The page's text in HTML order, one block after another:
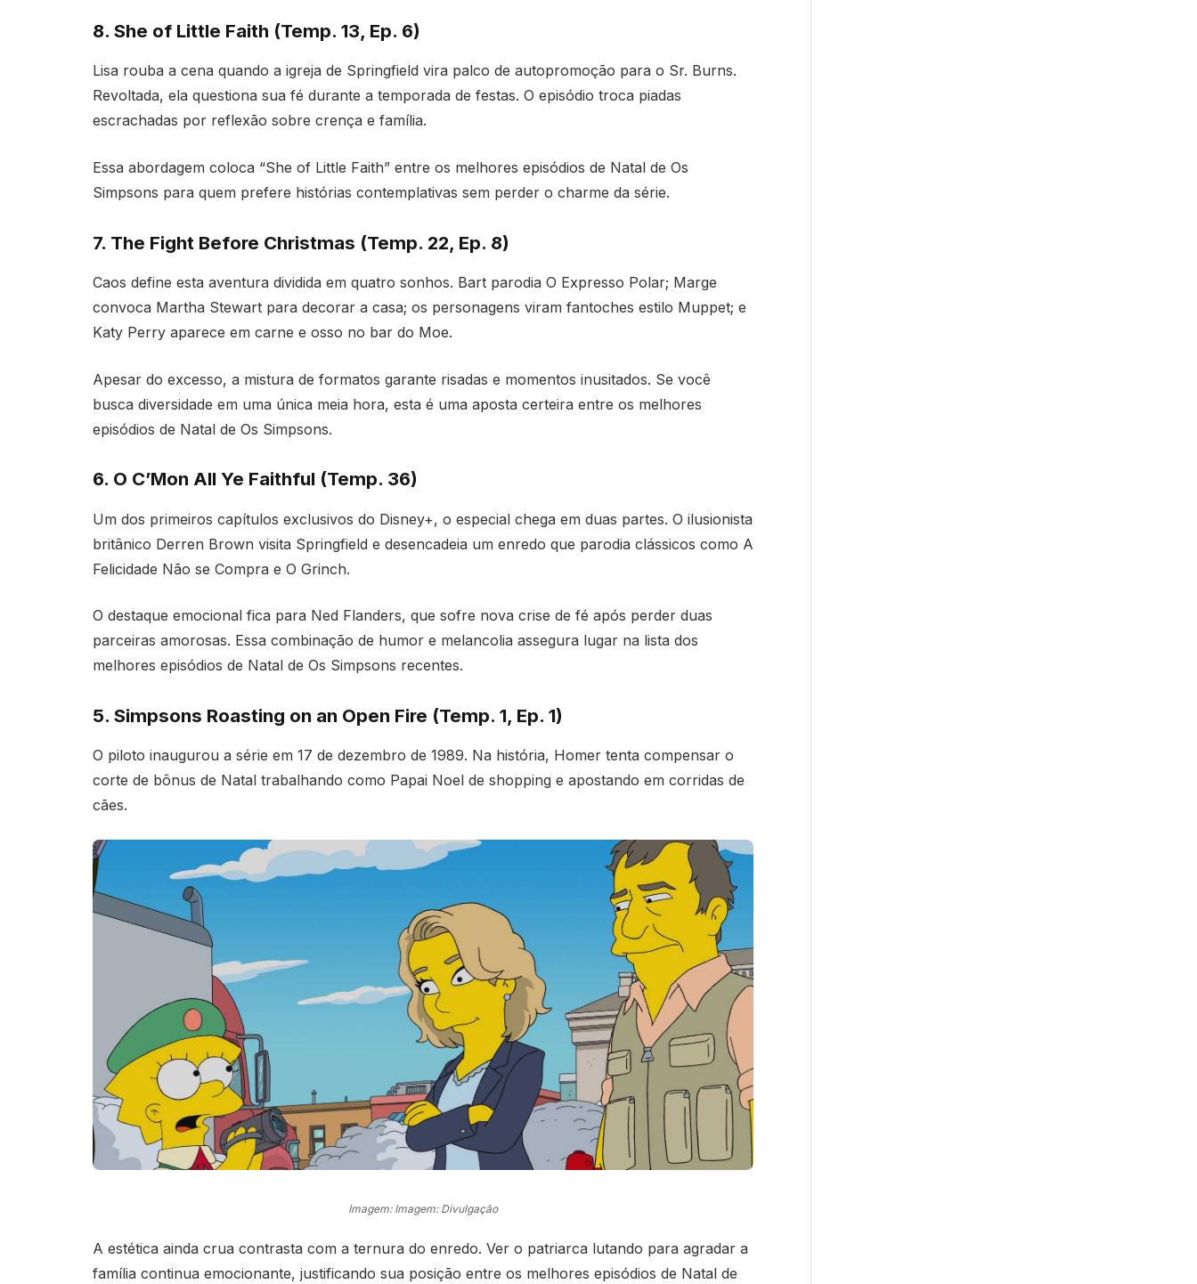
8. She of Little Faith (Temp. 13, Ep. 6)
Lisa rouba a cena quando a igreja de Springfield vira palco de autopromoção para o Sr. Burns.
Revoltada, ela questiona sua fé durante a temporada de festas. O episódio troca piadas
escrachadas por reflexão sobre crença e família.
Essa abordagem coloca “She of Little Faith” entre os melhores episódios de Natal de Os
Simpsons para quem prefere histórias contemplativas sem perder o charme da série.
7. The Fight Before Christmas (Temp. 22, Ep. 8)
Caos define esta aventura dividida em quatro sonhos. Bart parodia O Expresso Polar; Marge
convoca Martha Stewart para decorar a casa; os personagens viram fantoches estilo Muppet; e
Katy Perry aparece em carne e osso no bar do Moe.
Apesar do excesso, a mistura de formatos garante risadas e momentos inusitados. Se você
busca diversidade em uma única meia hora, esta é uma aposta certeira entre os melhores
episódios de Natal de Os Simpsons.
6. O C’Mon All Ye Faithful (Temp. 36)
Um dos primeiros capítulos exclusivos do Disney+, o especial chega em duas partes. O ilusionista
britânico Derren Brown visita Springfield e desencadeia um enredo que parodia clássicos como A
Felicidade Não se Compra e O Grinch.
O destaque emocional fica para Ned Flanders, que sofre nova crise de fé após perder duas
parceiras amorosas. Essa combinação de humor e melancolia assegura lugar na lista dos
melhores episódios de Natal de Os Simpsons recentes.
5. Simpsons Roasting on an Open Fire (Temp. 1, Ep. 1)
O piloto inaugurou a série em 17 de dezembro de 1989. Na história, Homer tenta compensar o
corte de bônus de Natal trabalhando como Papai Noel de shopping e apostando em corridas de
cães.
Imagem: Imagem: Divulgação
A estética ainda crua contrasta com a ternura do enredo. Ver o patriarca lutando para agradar a
família continua emocionante, justificando sua posição entre os melhores episódios de Natal de